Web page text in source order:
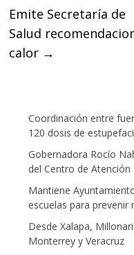
Emite Secretaría de
Salud
calor →
Coordinación entre
120 dosis de
Gobernadora Rocío
del Centro de
Mantiene
escuelas para prevenir
Desde Xalapa,
Monterrey y Veracruz